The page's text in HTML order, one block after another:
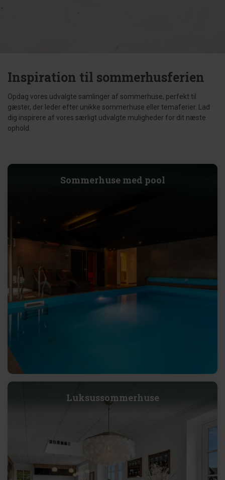
Inspiration til sommerhusferien
Opdag vores udvalgte samlinger af sommerhuse, perfekt til
gæster, der leder efter unikke sommerhuse eller temaferier. Lad
dig inspirere af vores særligt udvalgte muligheder for dit næste
ophold.
Sommerhuse med pool
Luksussommerhuse